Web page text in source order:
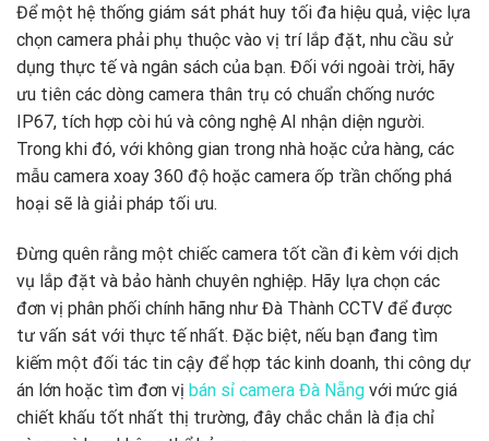
Để một hệ thống giám sát phát huy tối đa hiệu quả, việc lựa
chọn camera phải phụ thuộc vào vị trí lắp đặt, nhu cầu sử
dụng thực tế và ngân sách của bạn. Đối với ngoài trời, hãy
ưu tiên các dòng camera thân trụ có chuẩn chống nước
IP67, tích hợp còi hú và công nghệ AI nhận diện người.
Trong khi đó, với không gian trong nhà hoặc cửa hàng, các
mẫu camera xoay 360 độ hoặc camera ốp trần chống phá
hoại sẽ là giải pháp tối ưu.
Đừng quên rằng một chiếc camera tốt cần đi kèm với dịch
vụ lắp đặt và bảo hành chuyên nghiệp. Hãy lựa chọn các
đơn vị phân phối chính hãng như Đà Thành CCTV để được
tư vấn sát với thực tế nhất. Đặc biệt, nếu bạn đang tìm
kiếm một đối tác tin cậy để hợp tác kinh doanh, thi công dự
án lớn hoặc tìm đơn vị bán sỉ camera Đà Nẵng với mức giá
chiết khấu tốt nhất thị trường, đây chắc chắn là địa chỉ